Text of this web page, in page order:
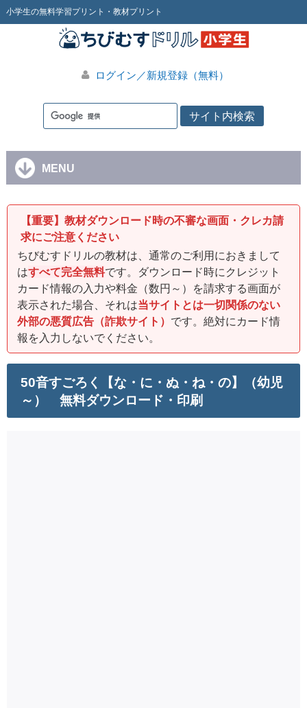
小学生の無料学習プリント・教材プリント
ログイン／新規登録（無料）
MENU
【重要】教材ダウンロード時の不審な画面・クレカ請
求にご注意ください
ちびむすドリルの教材は、通常のご利用におきまして
はすべて完全無料です。ダウンロード時にクレジット
カード情報の入力や料金（数円～）を請求する画面が
表示された場合、それは当サイトとは一切関係のない
外部の悪質広告（詐欺サイト） です。絶対にカード情
報を入力しないでください。
50音すごろく【な・に・ぬ・ね・の】（幼児
～） 無料ダウンロード・印刷